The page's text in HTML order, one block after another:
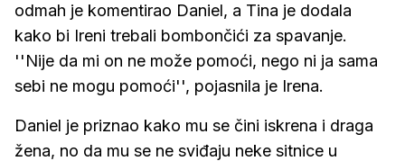
odmah je komentirao Daniel, a Tina je dodala
kako bi Ireni trebali bombončići za spavanje.
''Nije da mi on ne može pomoći, nego ni ja sama
sebi ne mogu pomoći'', pojasnila je Irena.
Daniel je priznao kako mu se čini iskrena i draga
žena, no da mu se ne sviđaju neke sitnice u